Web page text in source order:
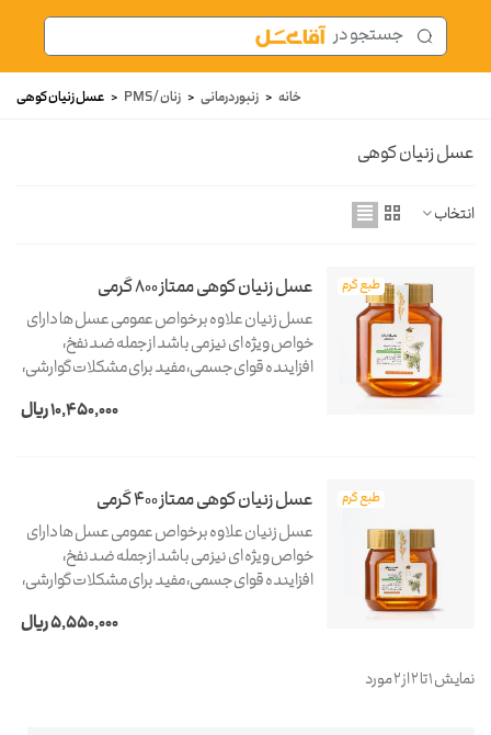
خانه < زنبور درمانی < زنان / PMS < عسل زنیان کوهی
عسل زنیان کوهی
انتخاب
طبع گرم عسل زنیان کوهی ممتاز 800 گرمی
10,450,000 ریال
عسل زنیان علاوه بر خواص عمومی عسل ها دارای
خواص ویژه ای نیز می باشد از جمله ضدنفخ،
افزاینده قوای جسمی، مفید برای مشکلات گوارشی،
طبع گرم عسل زنیان کوهی ممتاز 400 گرمی
5,550,000 ریال
عسل زنیان علاوه بر خواص عمومی عسل ها دارای
خواص ویژه ای نیز می باشد از جمله ضدنفخ،
افزاینده قوای جسمی، مفید برای مشکلات گوارشی،
نمایش 1 تا 2 از 2 مورد